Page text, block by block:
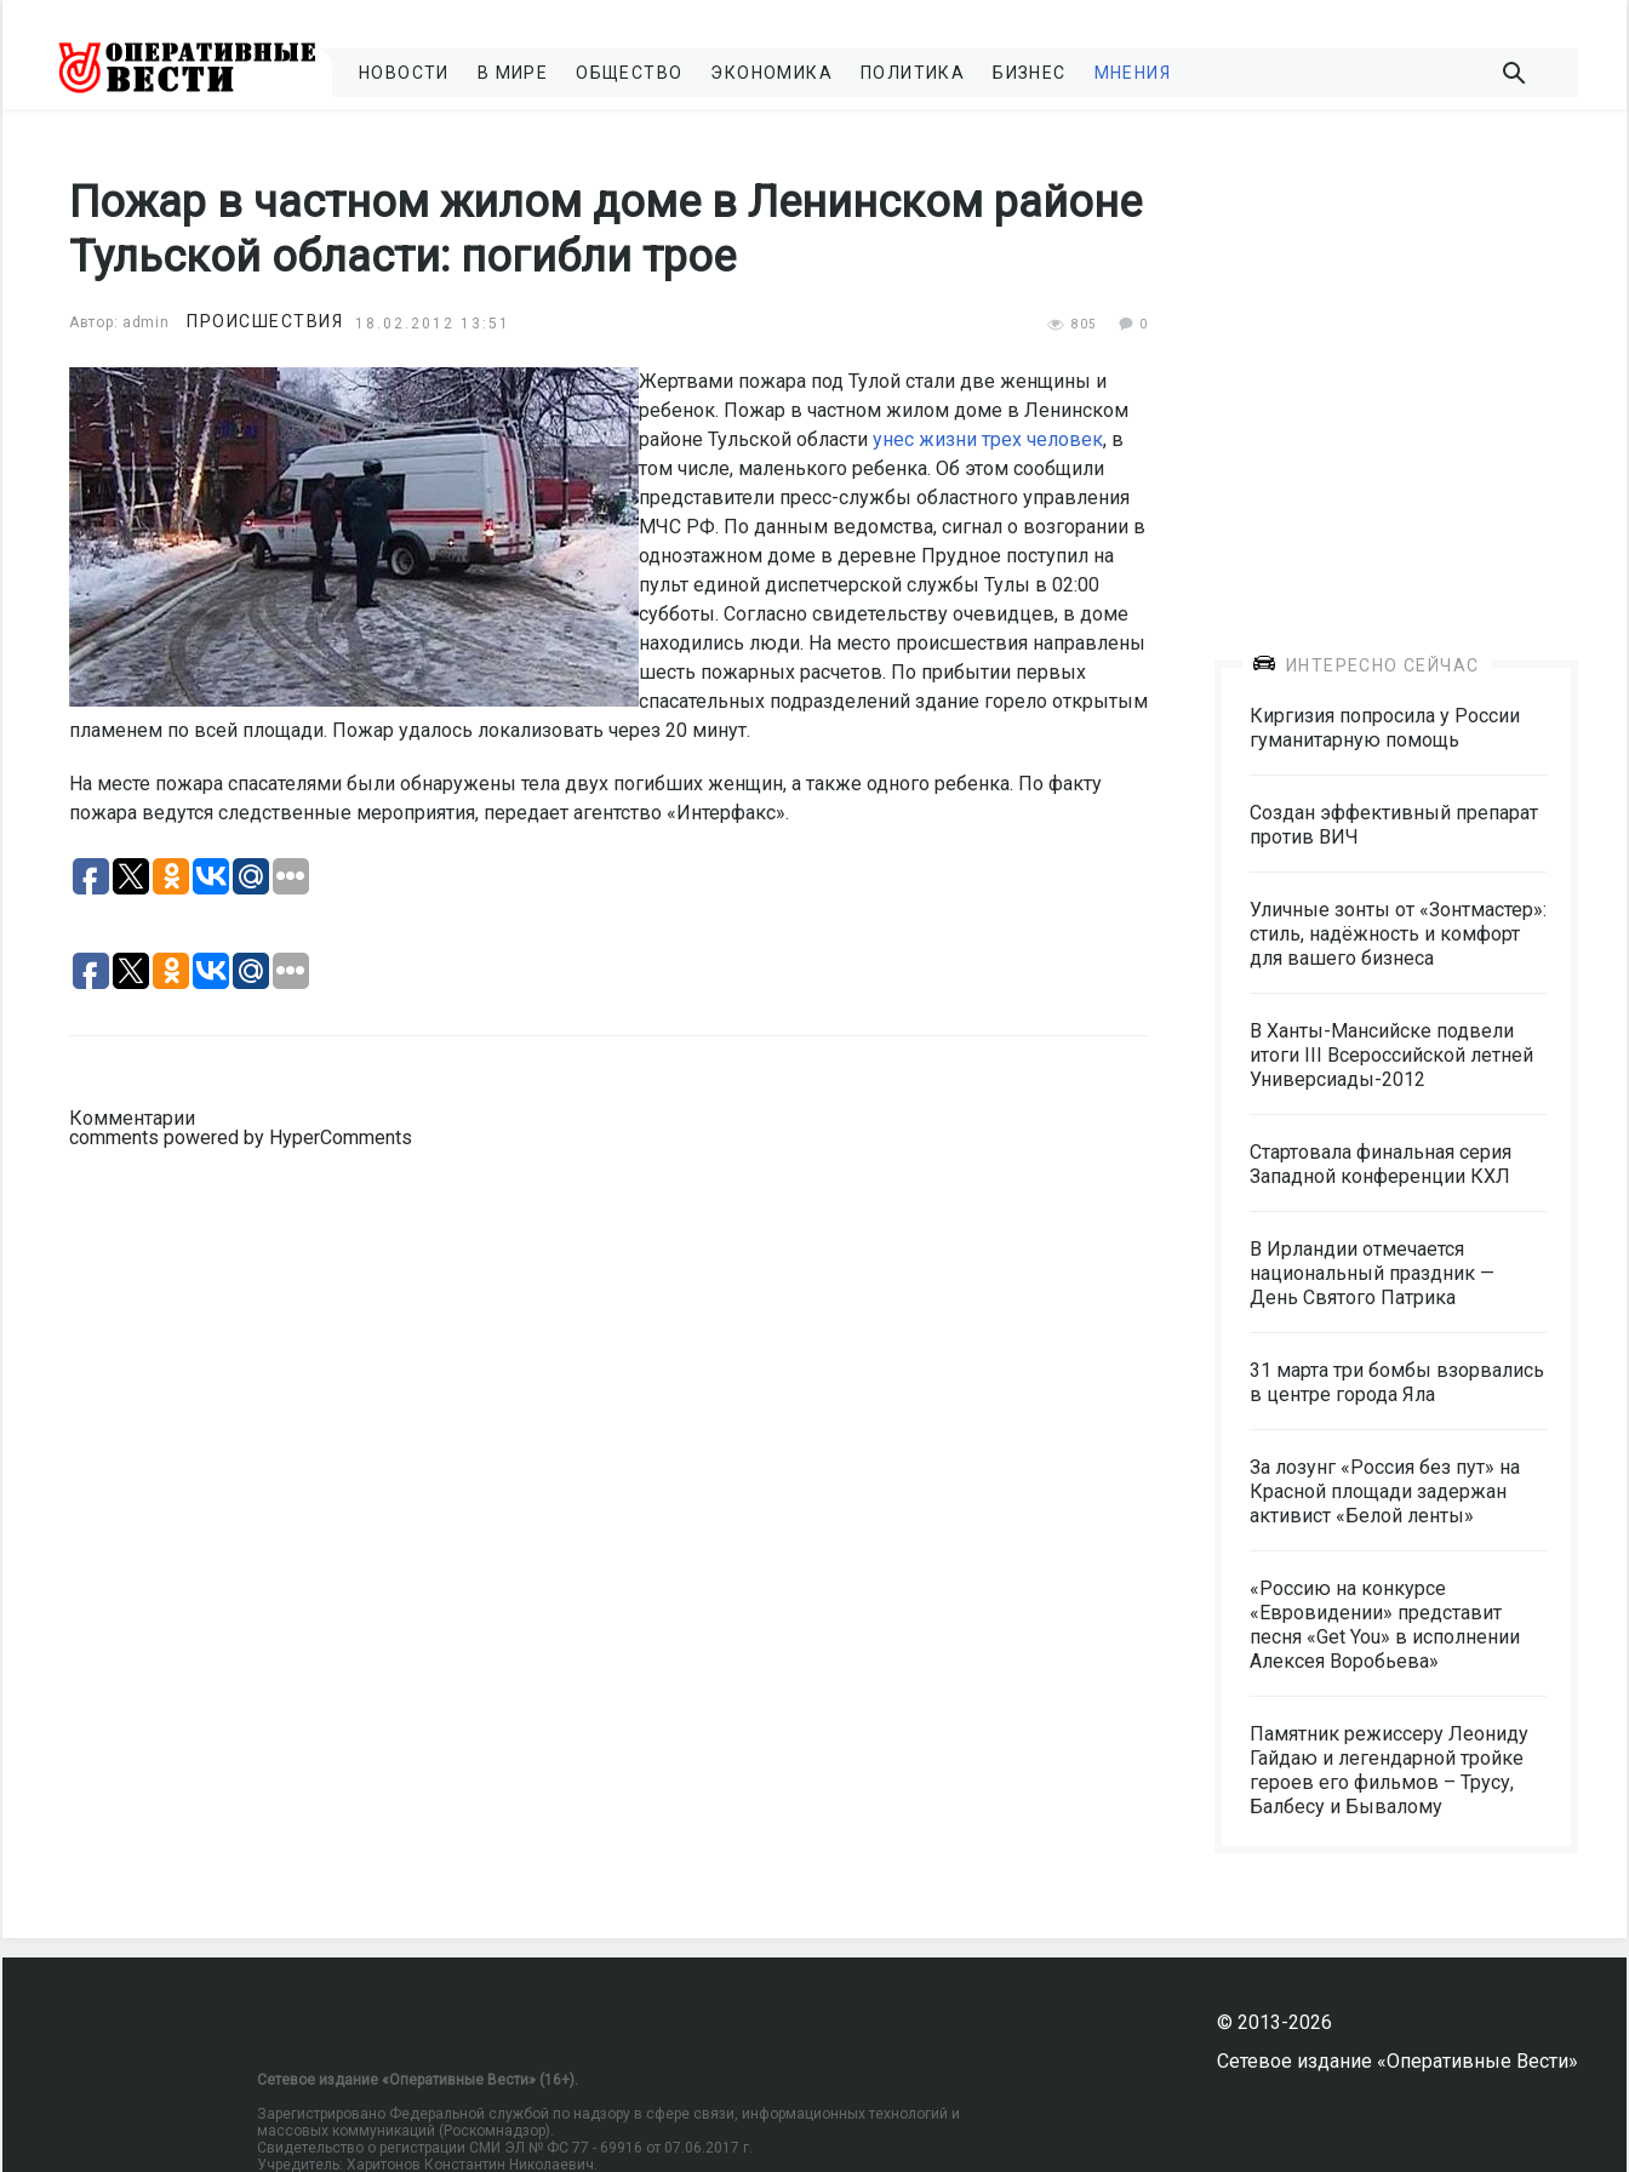
НОВОСТИ В МИРЕ ОБЩЕСТВО ЭКОНОМИКА ПОЛИТИКА БИЗНЕС МНЕНИЯ
Пожар в частном жилом доме в Ленинском районе
Тульской области: погибли трое
Автор: admin ПРОИСШЕСТВИЯ 18.02.2012 13:51 805 0
Жертвами пожара под Тулой стали две женщины и
ребенок. Пожар в частном жилом доме в Ленинском
районе Тульской области унес жизни трех человек, в
том числе, маленького ребенка. Об этом сообщили
представители пресс-службы областного управления
МЧС РФ. По данным ведомства, сигнал о возгорании в
одноэтажном доме в деревне Прудное поступил на
пульт единой диспетчерской службы Тулы в 02:00
субботы. Согласно свидетельству очевидцев, в доме
находились люди. На место происшествия направлены
шесть пожарных расчетов. По прибытии первых
спасательных подразделений здание горело открытым
пламенем по всей площади. Пожар удалось локализовать через 20 минут.
На месте пожара спасателями были обнаружены тела двух погибших женщин, а также одного ребенка. По факту
пожара ведутся следственные мероприятия, передает агентство «Интерфакс».
Комментарии
comments powered by HyperComments
ИНТЕРЕСНО СЕЙЧАС
Киргизия попросила у России
гуманитарную помощь
Создан эффективный препарат
против ВИЧ
Уличные зонты от «Зонтмастер»:
стиль, надёжность и комфорт
для вашего бизнеса
В Ханты-Мансийске подвели
итоги III Всероссийской летней
Универсиады-2012
Стартовала финальная серия
Западной конференции КХЛ
В Ирландии отмечается
национальный праздник —
День Святого Патрика
31 марта три бомбы взорвались
в центре города Яла
За лозунг «Россия без пут» на
Красной площади задержан
активист «Белой ленты»
«Россию на конкурсе
«Евровидении» представит
песня «Get You» в исполнении
Алексея Воробьева»
Памятник режиссеру Леониду
Гайдаю и легендарной тройке
героев его фильмов – Трусу,
Балбесу и Бывалому
Сетевое издание «Оперативные Вести» (16+).
Зарегистрировано Федеральной службой по надзору в сфере связи, информационных технологий и
массовых коммуникаций (Роскомнадзор).
Свидетельство о регистрации СМИ ЭЛ № ФС 77 - 69916 от 07.06.2017 г.
Учредитель: Харитонов Константин Николаевич.
© 2013-2026
Сетевое издание «Оперативные Вести»